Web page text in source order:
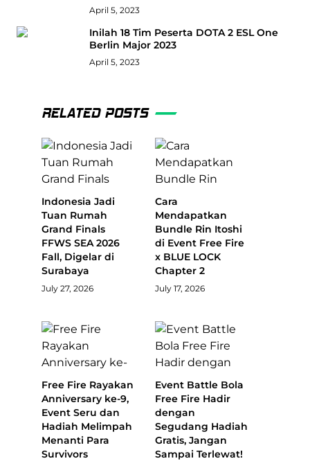
April 5, 2023
Inilah 18 Tim Peserta DOTA 2 ESL One
Berlin Major 2023
April 5, 2023
RELATED POSTS
Indonesia Jadi
Tuan Rumah
Grand Finals
FFWS SEA 2026
Fall, Digelar di
Surabaya
July 27, 2026
Cara
Mendapatkan
Bundle Rin Itoshi
di Event Free Fire
x BLUE LOCK
Chapter 2
July 17, 2026
Free Fire Rayakan
Anniversary ke-9,
Event Seru dan
Hadiah Melimpah
Menanti Para
Survivors
Event Battle Bola
Free Fire Hadir
dengan
Segudang Hadiah
Gratis, Jangan
Sampai Terlewat!